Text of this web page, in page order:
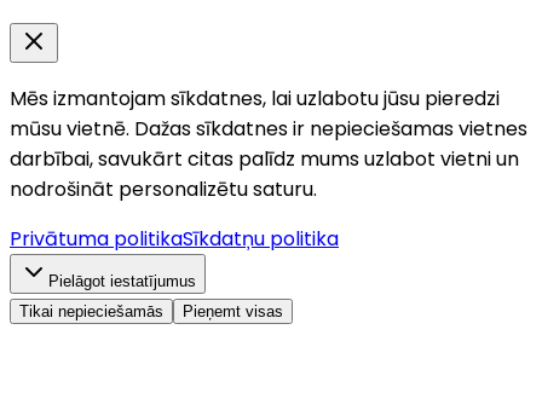
Mēs izmantojam sīkdatnes, lai uzlabotu jūsu pieredzi
mūsu vietnē. Dažas sīkdatnes ir nepieciešamas vietnes
darbībai, savukārt citas palīdz mums uzlabot vietni un
nodrošināt personalizētu saturu.
Privātuma politikaSīkdatņu politika
Pielāgot iestatījumus
Tikai nepieciešamās
Pieņemt visas